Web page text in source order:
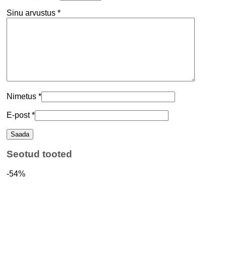
Sinu arvustus *
Nimetus *
E-post*
Seotud tooted
-54%